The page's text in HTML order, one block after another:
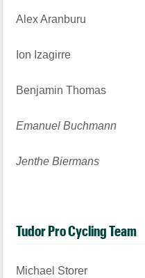
Alex Aranburu
Ion Izagirre
Benjamin Thomas
Emanuel Buchmann
Jenthe Biermans
Tudor Pro Cycling Team
Michael Storer